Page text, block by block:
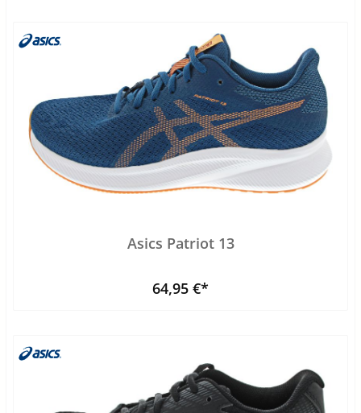
Asics Patriot 13
64,95 €*